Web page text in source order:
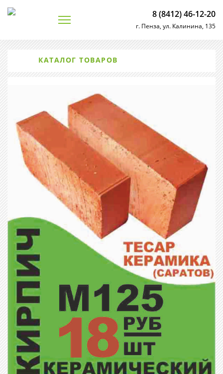
8 (8412) 46-12-20
г. Пенза, ул. Калинина, 135
КАТАЛОГ ТОВАРОВ